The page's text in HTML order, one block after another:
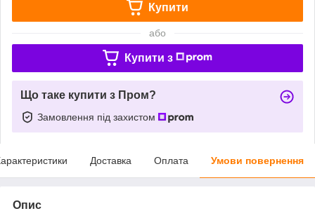
Купити
або
Купити з
Що таке купити з Пром?
Замовлення під захистом
Доставка Оплата Умови повернення
Опис